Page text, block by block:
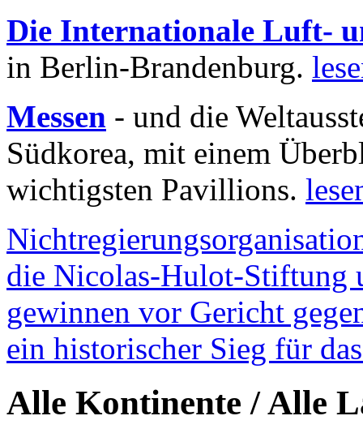
Die Internationale Luft-
in Berlin-Brandenburg.
Messen - und die
Südkorea, mit einem
wichtigsten Pavillions.
die Nicolas-Hulot-Stiftung
gewinnen vor Gericht
ein historischer Sieg für
Alle Kontinente / Alle